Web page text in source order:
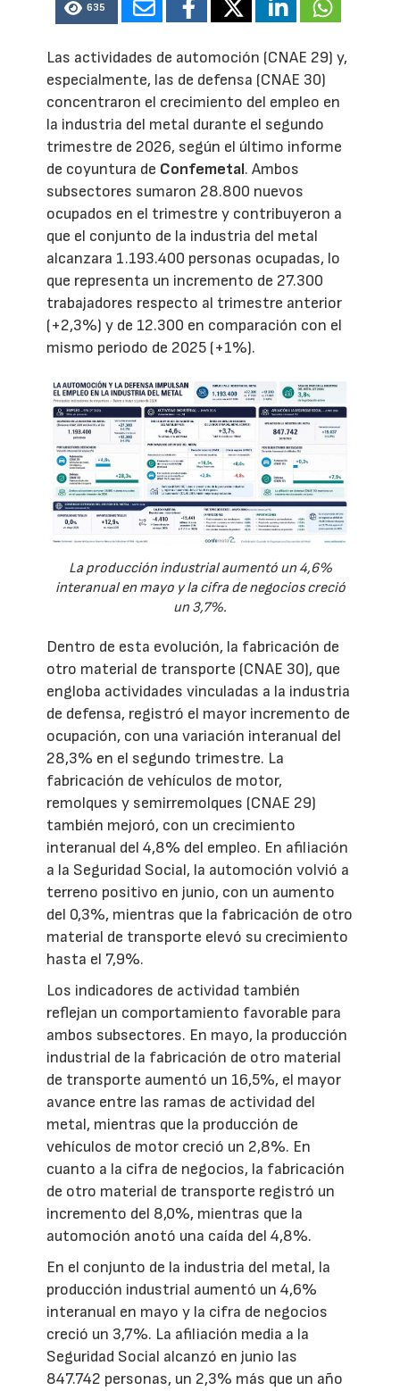
635
Las actividades de automoción (CNAE 29) y,
especialmente, las de defensa (CNAE 30)
concentraron el crecimiento del empleo en
la industria del metal durante el segundo
trimestre de 2026, según el último informe
de coyuntura de Confemetal. Ambos
subsectores sumaron 28.800 nuevos
ocupados en el trimestre y contribuyeron a
que el conjunto de la industria del metal
alcanzara 1.193.400 personas ocupadas, lo
que representa un incremento de 27.300
trabajadores respecto al trimestre anterior
(+2,3%) y de 12.300 en comparación con el
mismo periodo de 2025 (+1%).
La producción industrial aumentó un 4,6%
interanual en mayo y la cifra de negocios creció
un 3,7%.
Dentro de esta evolución, la fabricación de
otro material de transporte (CNAE 30), que
engloba actividades vinculadas a la industria
de defensa, registró el mayor incremento de
ocupación, con una variación interanual del
28,3% en el segundo trimestre. La
fabricación de vehículos de motor,
remolques y semirremolques (CNAE 29)
también mejoró, con un crecimiento
interanual del 4,8% del empleo. En afiliación
a la Seguridad Social, la automoción volvió a
terreno positivo en junio, con un aumento
del 0,3%, mientras que la fabricación de otro
material de transporte elevó su crecimiento
hasta el 7,9%.
Los indicadores de actividad también
reflejan un comportamiento favorable para
ambos subsectores. En mayo, la producción
industrial de la fabricación de otro material
de transporte aumentó un 16,5%, el mayor
avance entre las ramas de actividad del
metal, mientras que la producción de
vehículos de motor creció un 2,8%. En
cuanto a la cifra de negocios, la fabricación
de otro material de transporte registró un
incremento del 8,0%, mientras que la
automoción anotó una caída del 4,8%.
En el conjunto de la industria del metal, la
producción industrial aumentó un 4,6%
interanual en mayo y la cifra de negocios
creció un 3,7%. La afiliación media a la
Seguridad Social alcanzó en junio las
847.742 personas, un 2,3% más que un año